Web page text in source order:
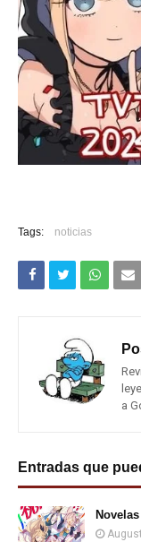
Tags: noticias
a
Entradas que